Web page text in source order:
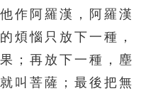
作阿羅漢，阿羅漢
煩惱只放下一種，
；再放下一種，塵
叫菩薩；最後把無